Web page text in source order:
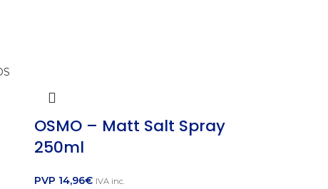
OSMO – Matt Salt Spray
250ml
PVP 14,96€ IVA inc.